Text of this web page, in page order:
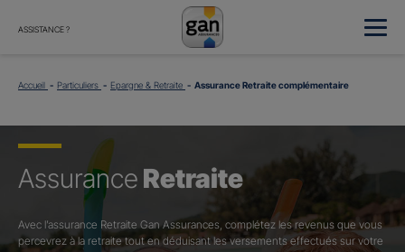
ASSISTANCE ?
Accueil Particuliers Epargne & Retraite Assurance Retraite complémentaire
Assurance Retraite
Avec l’assurance Retraite Gan Assurances, complétez les revenus que vous
percevrez à la retraite tout en déduisant les versements effectués sur votre